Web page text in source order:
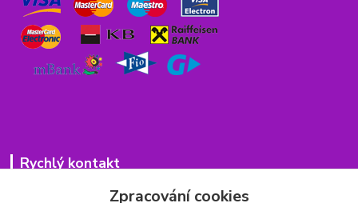
Rychlý kontakt
Zpracování cookies